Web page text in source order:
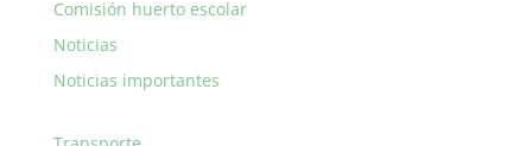
Comisión huerto escolar
Noticias
Noticias importantes